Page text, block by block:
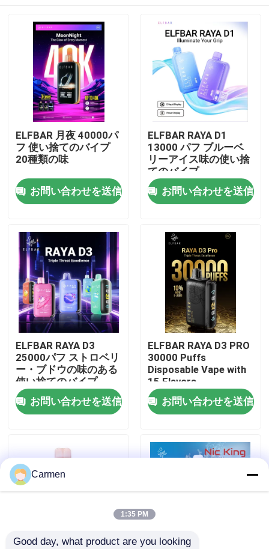
ホーム
製品
ビデオ
企業情報
会社案内
品質管理
見積依頼
ELFBAR 蒸気
ELFBAR 月夜 40000パ
フ 使い捨てのバイプ
20種類の味
お問い合わせを送信
ELFBAR RAYA D1
13000 パフ ブルーベ
リーアイス味の使い捨
てのバイプ
お問い合わせを送信
ELFBAR RAYA D3
25000パフ ストロベリ
ー・ブドウの味のある
使い捨てのバイプ
お問い合わせを送信
ELFBAR RAYA D3 PRO
30000 Puffs
Disposable Vape with
15 Flavors
お問い合わせを送信
Carmen
1:35 PM
Good day, what product are you looking